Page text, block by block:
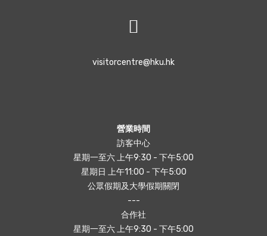
visitorcentre@hku.hk
營業時間
訪客中心
星期一至六 上午9:30 - 下午5:00
星期日 上午11:00 - 下午5:00
公眾假期及大學假期關閉
---
合作社
星期一至六 上午9:30 - 下午5:00